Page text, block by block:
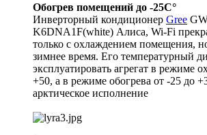
Обогрев помещений до -25C°
Инверторный кондиционер Gree
K6DNA1F(white) Алиса, Wi-Fi
только с охлаждением помещения,
зимнее время. Его температурный
эксплуатировать агрегат в режиме
+50, а в режиме обогрева от -25 до
арктическое исполнение